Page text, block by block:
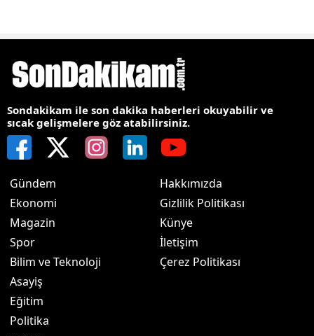
Sondakikam ile son dakika haberleri okuyabilir ve
sıcak gelişmelere göz atabilirsiniz.
Gündem
Ekonomi
Magazin
Spor
Bilim ve Teknoloji
Asayiş
Eğitim
Politika
Hakkımızda
Gizlilik Politikası
Künye
İletişim
Çerez Politikası